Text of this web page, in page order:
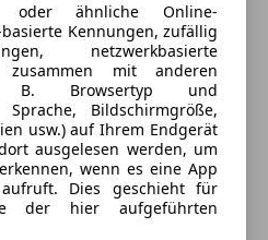
oder ähnliche Online-
Kennungen, zufällig
netzwerkbasierte
zusammen mit anderen
B. Browsertyp und
Sprache, Bildschirmgröße,
usw.) auf Ihrem Endgerät
ausgelesen werden, um
wenn es eine App
Dies geschieht für
der hier aufgeführten